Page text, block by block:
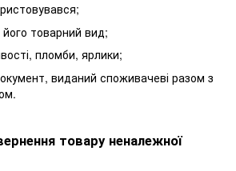
товарний вид;
пломби, ярлики;
виданий споживачеві разом з
товару неналежної